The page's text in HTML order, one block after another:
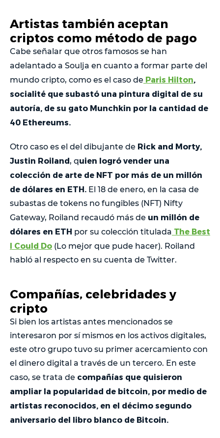
Artistas también aceptan
criptos como método de pago
Cabe señalar que otros famosos se han
adelantado a Soulja en cuanto a formar parte del
mundo cripto, como es el caso de Paris Hilton
socialité que subastó una pintura digital de su
autoría, de su gato Munchkin por la cantidad de
40 Ethereums.
Otro caso es el del dibujante de Rick and Morty,
Justin Roiland, quien logró vender una
colección de arte de NFT por más de un millón
de dólares en ETH. El 18 de enero, en la casa de
subastas de tokens no fungibles (NFT) Nifty
Gateway, Roiland recaudó más de un millón de
dólares en ETH por su colección titulada The Best
I Could Do (Lo mejor que pude hacer). Roiland
habló al respecto en su cuenta de Twitter.
Compañías, celebridades y
cripto
Si bien los artistas antes mencionados se
interesaron por sí mismos en los activos digitales,
este otro grupo tuvo su primer acercamiento con
el dinero digital a través de un tercero. En este
caso, se trata de compañías que quisieron
ampliar la popularidad de bitcoin, por medio de
artistas reconocidos, en el décimo segundo
aniversario del libro blanco de Bitcoin.